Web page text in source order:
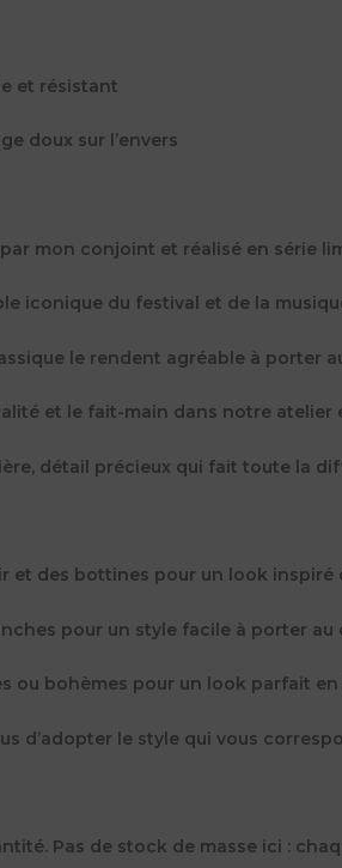
et résistant
doux sur l’envers
mon conjoint et réalisé en série
iconique du festival et de la
le rendent agréable à porter
et le fait-main dans notre atelier
détail précieux qui fait toute la
et des bottines pour un look inspiré
pour un style facile à porter au
ou bohèmes pour un look parfait
d’adopter le style qui vous
Pas de stock de masse ici :